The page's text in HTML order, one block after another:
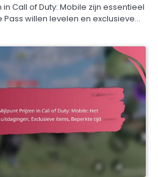
Call of Duty: Mobile zijn essentieel
willen levelen en exclusieve…